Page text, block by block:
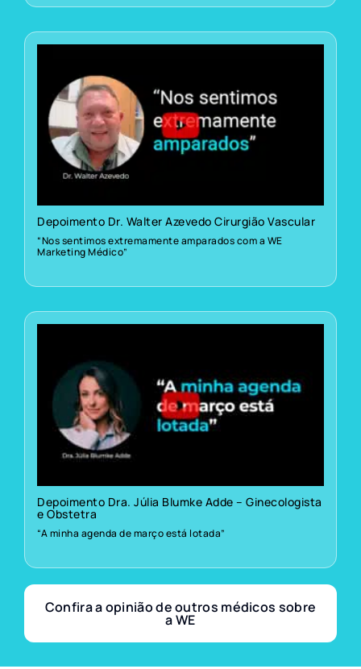
Depoimento Dr. Walter Azevedo Cirurgião Vascular
“Nos sentimos extremamente amparados com a WE
Marketing Médico”
Depoimento Dra. Júlia Blumke Adde – Ginecologista
e Obstetra
“A minha agenda de março está lotada”
Confira a opinião de outros médicos sobre
a WE